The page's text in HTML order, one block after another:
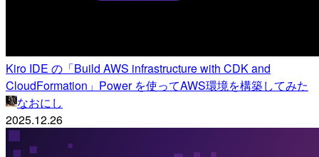
Kiro IDE の「Build AWS infrastructure with CDK and
CloudFormation」Power を使ってAWS環境を構築してみた
なおにし
2025.12.26